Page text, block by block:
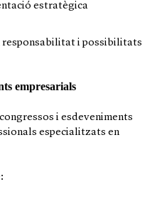
estratègica
responsabilitat i possibilitats
empresarials
i esdeveniments
especialitzats en